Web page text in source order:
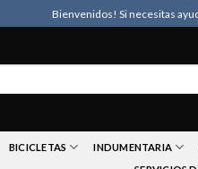
Bienvenidos! Si necesitas
BICICLETAS INDUMENTARIA